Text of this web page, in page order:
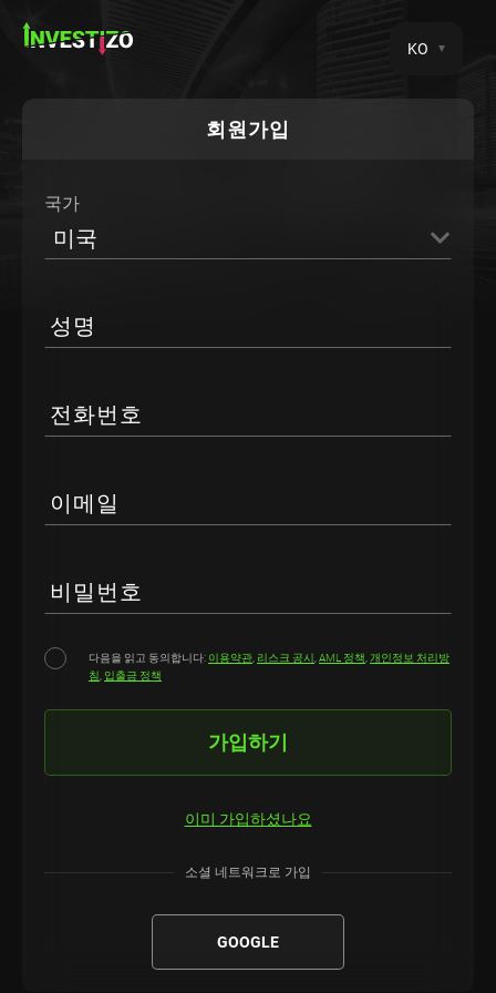
KO
회원가입
국가
미국
성명
전화번호
이메일
비밀번호
다음을 읽고 동의합니다: 이용약관 리스크 공시 AML 정책 개인정보 처리방
침 입출금 정책
가입하기
이미 가입하셨나요
소셜 네트워크로 가입
GOOGLE